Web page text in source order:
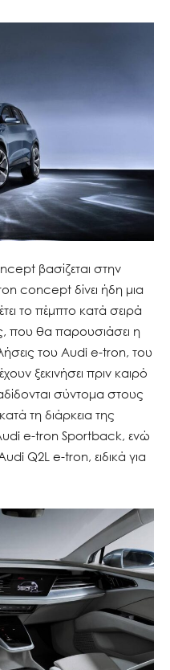
βασίζεται στην
concept δίνει ήδη μια
το πέμπτο κατά σειρά
που θα παρουσιάσει η
του Audi e-tron, του
ξεκινήσει πριν καιρό
σύντομα στους
τη διάρκεια της
e-tron Sportback, ενώ
Q2L e-tron, ειδικά για